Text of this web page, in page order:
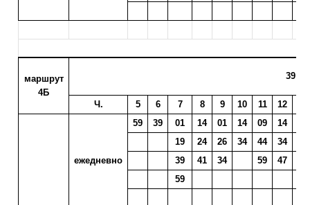
маршрут
4Б
39
Ч. 5 6 7 8 9 10 11 12
ежедневно
59 39 01 14 01 14 09 14
19
24 26 34 44 34
39
41 34 59 47
59